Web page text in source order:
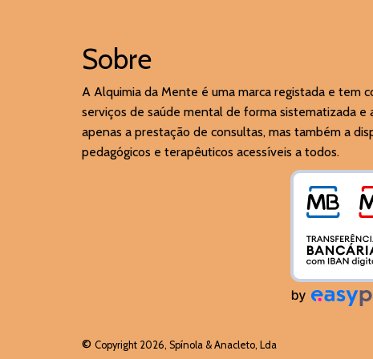
Sobre
A Alquimia da Mente é uma marca registada e tem
serviços de saúde mental de forma sistematizada e
apenas a prestação de consultas, mas também a
pedagógicos e terapêuticos acessíveis a todos.
© Copyright 2026, Spínola & Anacleto, Lda